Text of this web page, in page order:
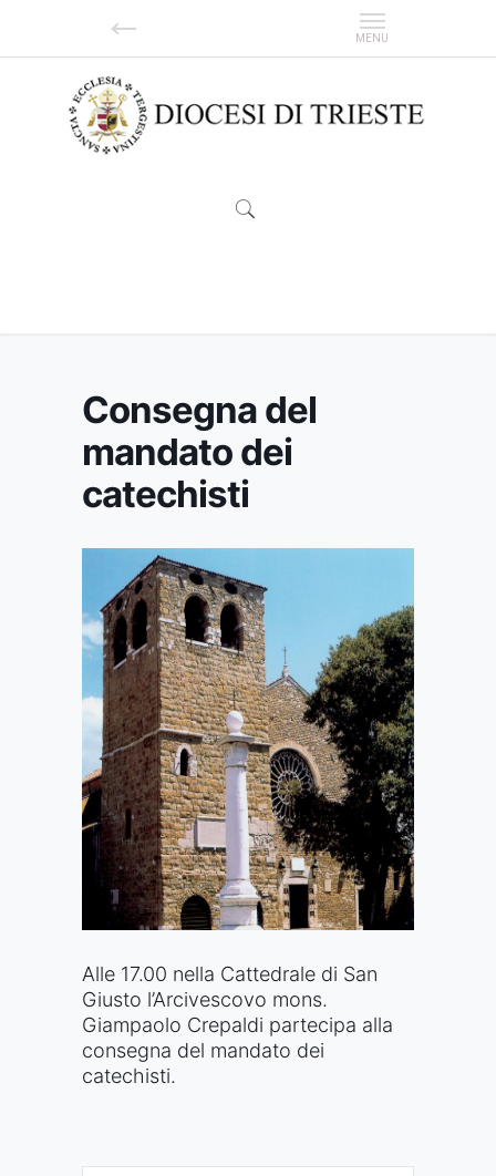
Consegna del
mandato dei
catechisti
Alle 17.00 nella Cattedrale di San
Giusto l’Arcivescovo mons.
Giampaolo Crepaldi partecipa alla
consegna del mandato dei
catechisti.